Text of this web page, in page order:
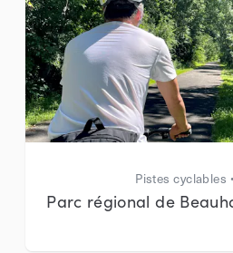
Pistes cyclables
Parc régional de